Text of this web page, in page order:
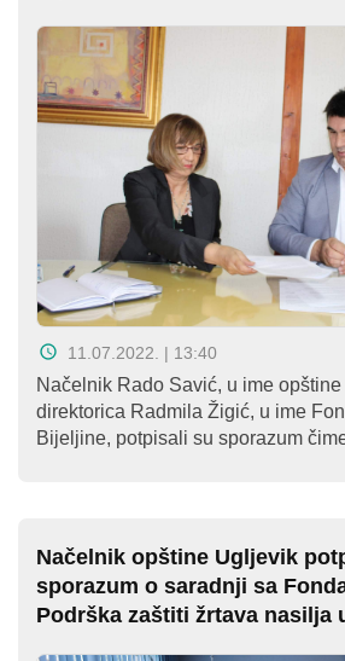
11.07.2022. | 13:40
Načelnik Rado Savić, u ime
direktorica Radmila Žigić, u ime
Bijeljine, potpisali su sporazum
Načelnik opštine Ugljevik
sporazum o saradnji sa
Podrška zaštiti žrtava nasilja